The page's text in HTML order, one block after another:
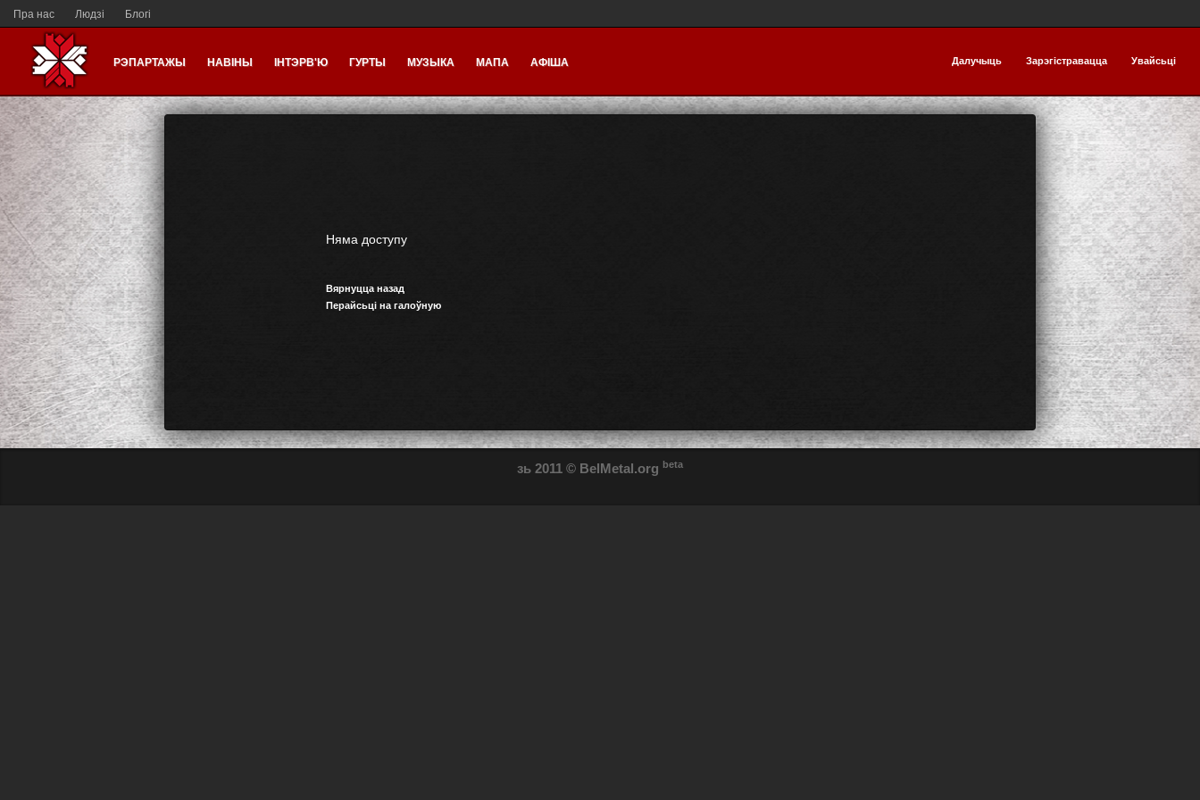
Пра нас Людзі Блогі
Далучыць Зарэгістравацца Увайсьці
РЭПАРТАЖЫ НАВІНЫ ІНТЭРВ'Ю ГУРТЫ МУЗЫКА МАПА АФІША
Няма доступу
Вярнуцца назад
Перайсьці на галоўную
зь 2011 © BelMetal.org beta